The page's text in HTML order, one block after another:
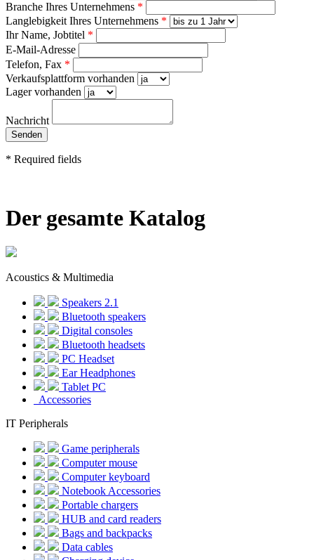
Branche Ihres Unternehmens *
Langlebigkeit Ihres Unternehmens *
Ihr Name, Jobtitel *
E-Mail-Adresse
Telefon, Fax *
Verkaufsplattform vorhanden
Lager vorhanden
Nachricht
* Required fields
Der gesamte Katalog
Acoustics & Multimedia
Speakers 2.1
Bluetooth speakers
Digital consoles
Bluetooth headsets
PC Headset
Ear Headphones
Tablet PC
Accessories
IT Peripherals
Game peripherals
Computer mouse
Computer keyboard
Notebook Accessories
Portable chargers
HUB and card readers
Bags and backpacks
Data cables